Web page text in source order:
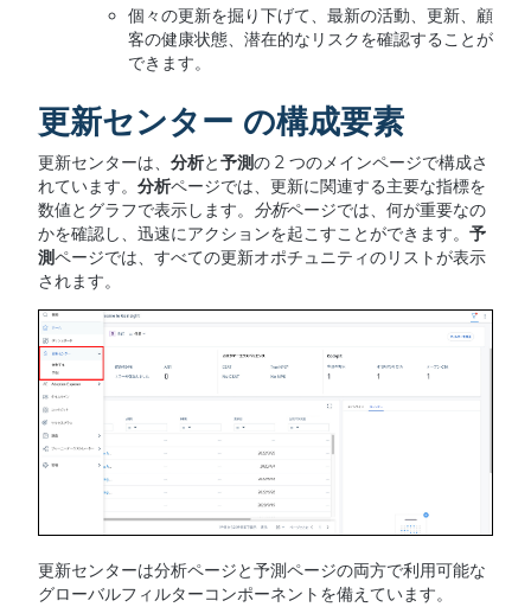
個々の更新を掘り下げて、最新の活動、更新、顧
客の健康状態、潜在的なリスクを確認することが
できます。
更新センター の構成要素
更新センターは、 分析と予測の 2 つのメインページで構成さ
れています。 分析ページでは、更新に関連する主要な指標を
数値とグラフで表示します。 分析ページでは、何が重要なの
かを確認し、迅速にアクションを起こすことができます。 予
測ページでは、すべての更新オポチュニティのリストが表示
されます。
更新センターは分析ページと予測ページの両方で利用可能な
グローバルフィルターコンポーネントを備えています。